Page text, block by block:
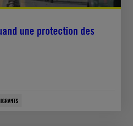
une protection des